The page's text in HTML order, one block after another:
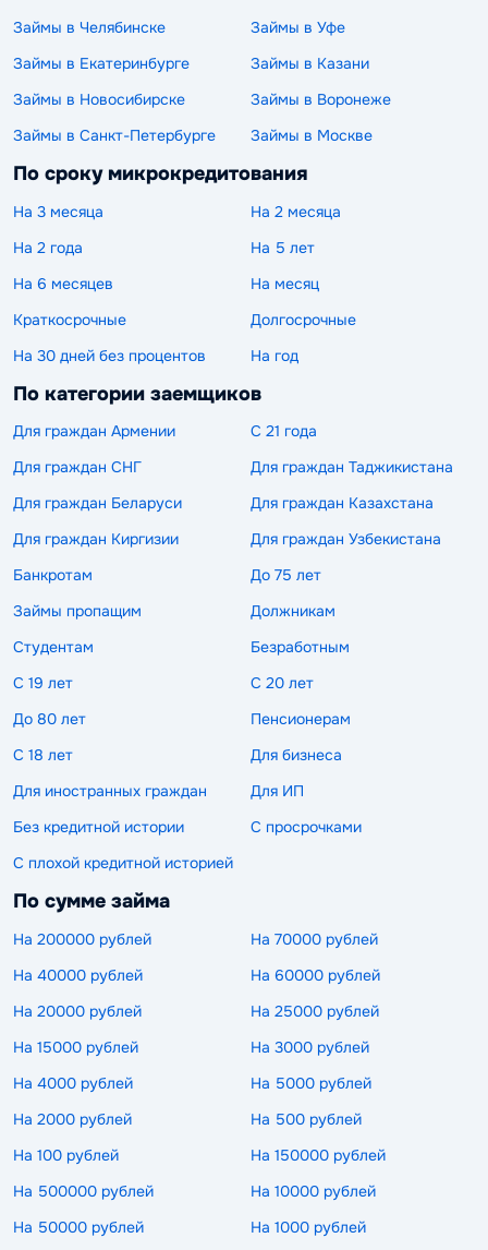
Займы в Челябинске
Займы в Уфе
Займы в Екатеринбурге
Займы в Казани
Займы в Новосибирске
Займы в Воронеже
Займы в Санкт-Петербурге
Займы в Москве
По сроку микрокредитования
На 3 месяца
На 2 месяца
На 2 года
На 5 лет
На 6 месяцев
На месяц
Краткосрочные
Долгосрочные
На 30 дней без процентов
На год
По категории заемщиков
Для граждан Армении
С 21 года
Для граждан СНГ
Для граждан Таджикистана
Для граждан Беларуси
Для граждан Казахстана
Для граждан Киргизии
Для граждан Узбекистана
Банкротам
До 75 лет
Займы пропащим
Должникам
Студентам
Безработным
С 19 лет
С 20 лет
До 80 лет
Пенсионерам
С 18 лет
Для бизнеса
Для иностранных граждан
Для ИП
Без кредитной истории
С просрочками
С плохой кредитной историей
По сумме займа
На 200000 рублей
На 70000 рублей
На 40000 рублей
На 60000 рублей
На 20000 рублей
На 25000 рублей
На 15000 рублей
На 3000 рублей
На 4000 рублей
На 5000 рублей
На 2000 рублей
На 500 рублей
На 100 рублей
На 150000 рублей
На 500000 рублей
На 10000 рублей
На 50000 рублей
На 1000 рублей